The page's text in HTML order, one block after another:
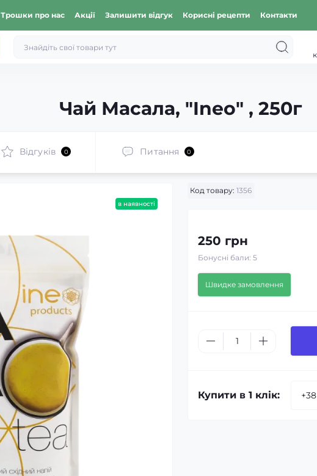
Трошки про нас Акції Залишити відгук Корисні рецепти Контакти
Чай Масала, "Ineo" , 250г
Відгуків 0 Питання 0
в наявності
Код товару: 1356
250 грн
Бонусні бали: 5
Швидке замовлення
Купити в 1 клік: